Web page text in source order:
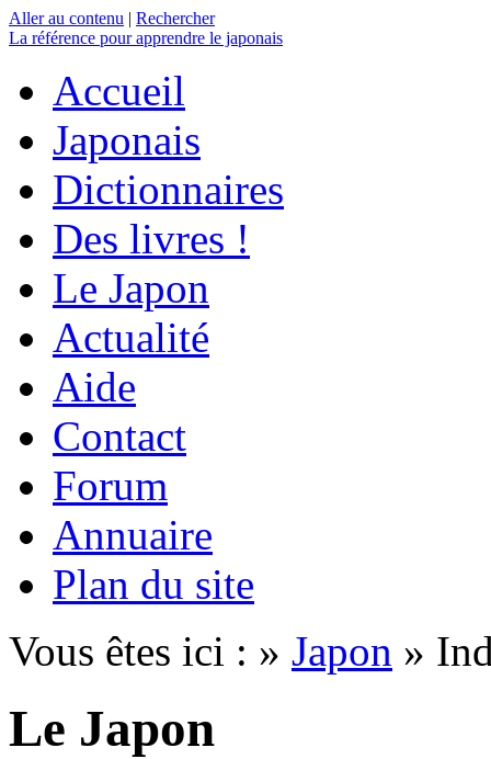
Aller au contenu | Rechercher
La référence pour apprendre le japonais
Accueil
Japonais
Dictionnaires
Des livres !
Le Japon
Actualité
Aide
Contact
Forum
Annuaire
Plan du site
Vous êtes ici : » Japon »
Le Japon